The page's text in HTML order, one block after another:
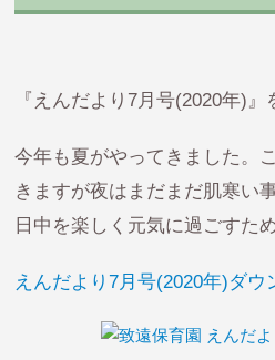
『えんだより7月号(2020年)』
今年も夏がやってきました。
きますが夜はまだまだ肌寒い
日中を楽しく元気に過ごすた
えんだより7月号(2020年)ダウ